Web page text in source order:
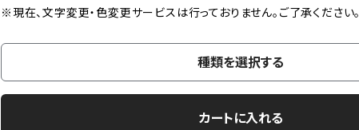
※現在、文字変更・色変更サービスは行っておりません。ご了承ください。
種類を選択する
カートに入れる